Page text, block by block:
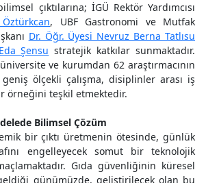
çıktılarına; İGÜ Rektör Yardımcısı
, UBF Gastronomi ve Mutfak
Dr. Öğr. Üyesi Nevruz Berna Tatlısu
Şensu stratejik katkılar sunmaktadır.
ve kurumdan 62 araştırmacının
ölçekli çalışma, disiplinler arası iş
teşkil etmektedir.
Bilimsel Çözüm
bir çıktı üretmenin ötesinde, günlük
engelleyecek somut bir teknolojik
Gıda güvenliğinin küresel
günümüzde, geliştirilecek olan bu